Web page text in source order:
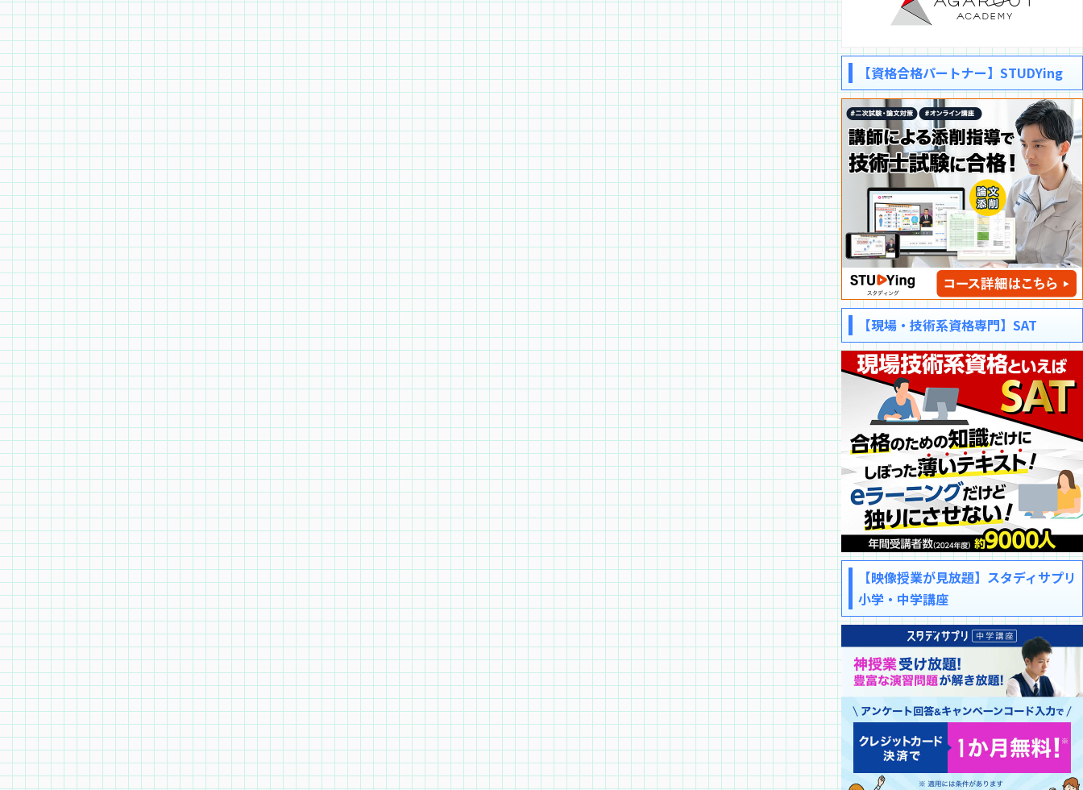
【資格合格パートナー】STUDYing
【現場・技術系資格専門】SAT
【映像授業が見放題】スタディサプリ
小学・中学講座